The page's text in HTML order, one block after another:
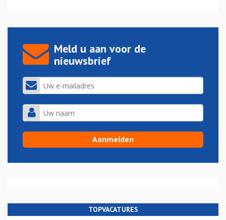
Meld u aan voor de
nieuwsbrief
TOPVACATURES